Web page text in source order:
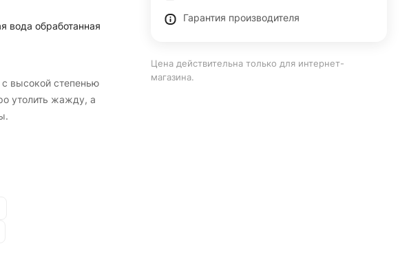
вода обработанная
высокой степенью
утолить жажду, а
Гарантия производителя
Цена действительна только для интернет-
магазина.